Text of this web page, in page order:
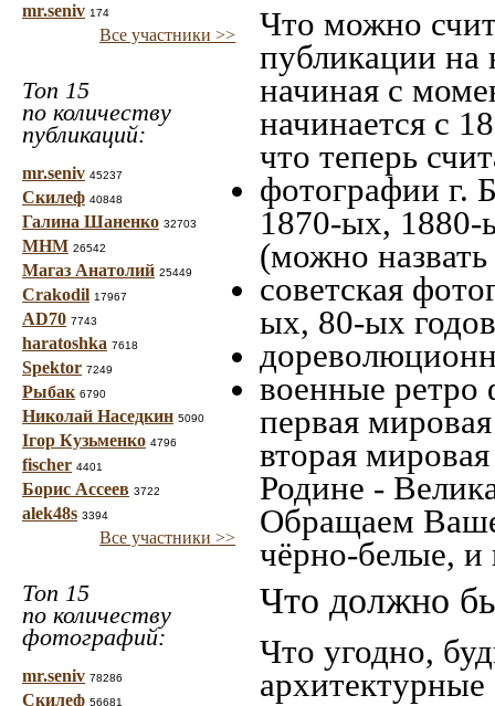
mr.seniv 174
Все участники >>
Топ 15
по количеству
публикаций:
mr.seniv 45237
Скилеф 40848
Галина Шаненко 32703
МНМ 26542
Магаз Анатолий 25449
Crakodil 17967
AD70 7743
haratoshka 7618
Spektor 7249
Рыбак 6790
Николай Наседкин 5090
Ігор Кузьменко 4796
fischer 4401
Борис Ассеев 3722
alek48s 3394
Все участники >>
Топ 15
по количеству
фотографий:
mr.seniv 78286
Скилеф 56681
Что можно
публикации
начиная c
начинается с
что теперь
фотографии г.
1870-ых, 1880-
(можно
советская
ых, 80-ых
военные ретро
первая
вторая
Родине -
Обращаем
чёрно-белые, и
Что должно
Что угодно,